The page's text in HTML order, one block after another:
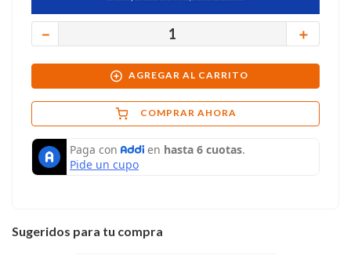
＋
－
AGREGAR AL CARRITO
COMPRAR AHORA
Sugeridos para tu compra